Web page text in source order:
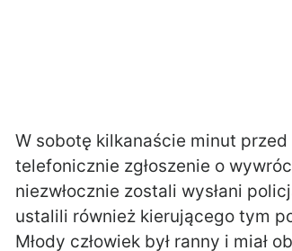
W sobotę kilkanaście minut
telefonicznie zgłoszenie o
niezwłocznie zostali wysłani
ustalili również kierującego tym
Młody człowiek był ranny i miał